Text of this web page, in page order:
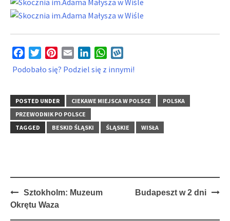
FacebookTwitterPinterest
Email LinkedInWhatsApp
Podobało się? Podziel się z innymi!
POSTED UNDER CIEKAWE MIEJSCA W POLSCE
POLSKA
PRZEWODNIK PO POLSCE
TAGGED
BESKID ŚLĄSKI ŚLĄSKIE WISŁA
Post
navigation
Sztokholm: Muzeum
Okrętu Waza
Budapeszt w 2 dni